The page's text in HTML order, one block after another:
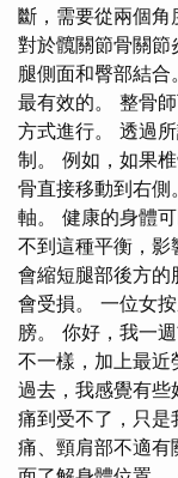
斷，需要從兩個
對於髖關節骨關節
腿側面和臀部結
最有效的。 整骨
方式進行。 透過
制。 例如，如果
骨直接移動到右
軸。 健康的身體
不到這種平衡，
會縮短腿部後方
會受損。 一位女
膀。 你好，我一
不一樣，加上最
過去，我感覺有
痛到受不了，只
痛、頸肩部不適